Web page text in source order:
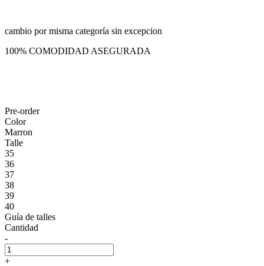
cambio por misma categoría sin excepcion
100% COMODIDAD ASEGURADA
Pre-order
Color
Marron
Talle
35
36
37
38
39
40
Guía de talles
Cantidad
-
+